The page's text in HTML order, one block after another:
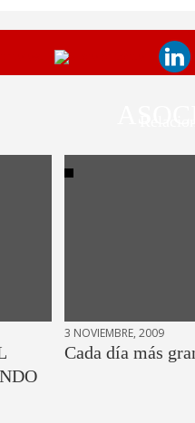
3 NOVIEMBRE, 2009
Cada día más